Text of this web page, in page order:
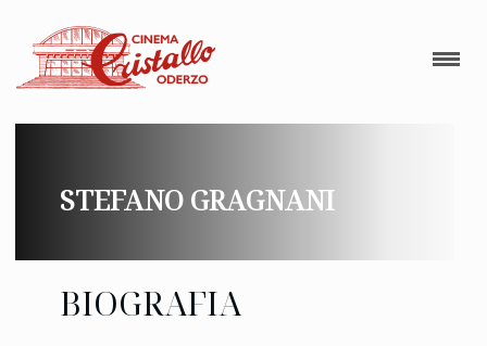
STEFANO GRAGNANI
BIOGRAFIA